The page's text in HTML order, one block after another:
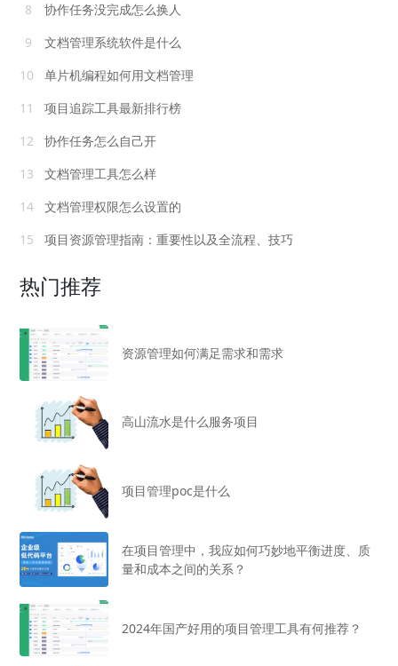
8
协作任务没完成怎么换人
9
文档管理系统软件是什么
10
单片机编程如何用文档管理
11
项目追踪工具最新排行榜
12
协作任务怎么自己开
13
文档管理工具怎么样
14
文档管理权限怎么设置的
15
项目资源管理指南：重要性以及全流程、技巧
热门推荐
资源管理如何满足需求和需求
高山流水是什么服务项目
项目管理poc是什么
在项目管理中，我应如何巧妙地平衡进度、质
量和成本之间的关系？
2024年国产好用的项目管理工具有何推荐？